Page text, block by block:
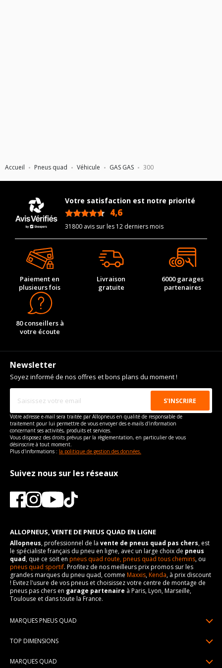
Accueil Pneus quad Véhicule GAS GAS 300
Votre satisfaction est notre priorité
4,6
31800 avis sur les 12 derniers mois
Paiement en
plusieurs fois
Livraison
gratuite
6000 garages
partenaires
80 conseillers à
votre écoute
Newsletter
Soyez informé de nos offres et bons plans du moment !
Votre adresse e-mail sera traitée par Allopneus en qualité de responsable de
traitement pour lui permettre de vous envoyer des e-mails d'information
concernant ses activités, produits et services.
Vous disposez des droits prévus par la règlementation, en particulier de vous
désinscrire à tout moment.
Plus d'informations : la politique de gestion des données.
Suivez nous sur les réseaux
ALLOPNEUS, VENTE DE PNEUS QUAD EN LIGNE
Allopneus, professionnel de la vente de pneus quad pas chers, est
le spécialiste français du pneu en ligne, avec un large choix de pneus
quad, que ce soit en pneus quad route,pneus quad tous chemins, ou
pneus quad sportif. Profitez de nos meilleurs prix promos sur les
grandes marques du pneu quad, comme Maxxis,Kenda, à prix discount
! Evitez l'usure de vos pneus et choisissez votre centre de montage de
pneus pas chers en garage partenaire à Paris, Lyon, Marseille,
Toulouse et dans toute la France.
MARQUES PNEUS QUAD
Pneus BKT
TOP DIMENSIONS
MARQUES QUAD